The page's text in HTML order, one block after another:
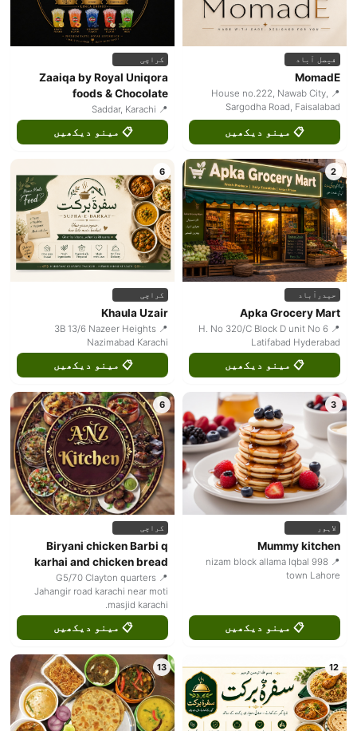
فیصل آباد
MomadE
📍 House no.222, Nawab City,
Sargodha Road, Faisalabad
📋 مینو دیکھیں
کراچی
Zaaiqa by Royal Uniqora
foods & Chocolate
📍 Saddar, Karachi
📋 مینو دیکھیں
2
حیدرآباد
Apka Grocery Mart
📍 H. No 320/C Block D unit No 6
Latifabad Hyderabad
📋 مینو دیکھیں
6
کراچی
Khaula Uzair
📍 3B 13/6 Nazeer Heights
Nazimabad Karachi
📋 مینو دیکھیں
3
لاہور
Mummy kitchen
📍 998 nizam block allama Iqbal
town Lahore
📋 مینو دیکھیں
6
کراچی
Biryani chicken Barbi q
karhai and chicken bread
📍 G5/70 Clayton quarters
Jahangir road karachi near moti
masjid karachi.
📋 مینو دیکھیں
12
13